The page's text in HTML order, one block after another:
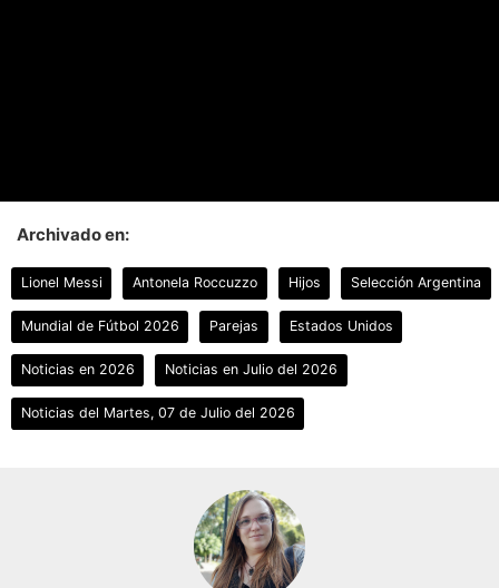
Archivado en:
Lionel Messi Antonela Roccuzzo Hijos Selección Argentina
Mundial de Fútbol 2026 Parejas Estados Unidos
Noticias en 2026 Noticias en Julio del 2026
Noticias del Martes, 07 de Julio del 2026